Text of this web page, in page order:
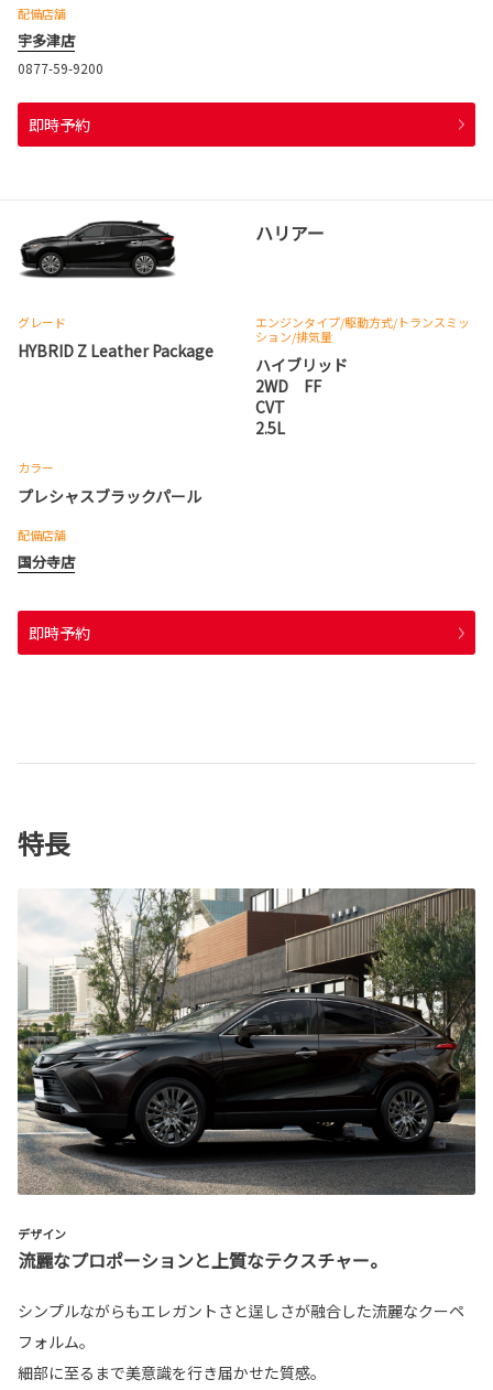
配備店舗
宇多津店
0877-59-9200
即時予約
ハリアー
グレード
HYBRID Z Leather Package
エンジンタイプ/駆動方式/トランスミッ
ション/排気量
ハイブリッド
2WD FF
CVT
2.5L
カラー
プレシャスブラックパール
配備店舗
国分寺店
即時予約
特長
デザイン
流麗なプロポーションと上質なテクスチャー。
シンプルながらもエレガントさと逞しさが融合した流麗なクーペ
フォルム。
細部に至るまで美意識を行き届かせた質感。